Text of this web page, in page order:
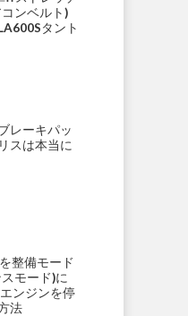
ンベルト)
タント
レーキパッ
スは本当に
整備モード
モード)に
ンジンを停
法